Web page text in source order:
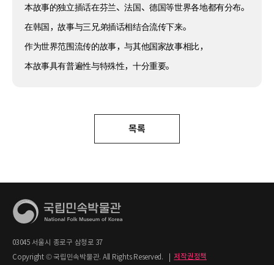
本故事的独立插话在芬兰、法国、德国等世界各地都有分布。
在韩国，故事与三兄弟插话相结合流传下来。
作为世界范围流传的故事，与其他国家故事相比，
本故事具有普遍性与特殊性，十分重要。
목록
03045 서울시 종로구 삼청로 37
Copyright © 국립민속박물관. All Rights Reserved.
저작권정책